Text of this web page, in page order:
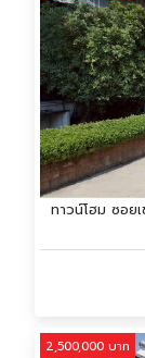
ทาวน์โฮม ซอย
2,500,000 บาท